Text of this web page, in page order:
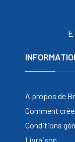
A propos de
Comment
Conditions
Livraison